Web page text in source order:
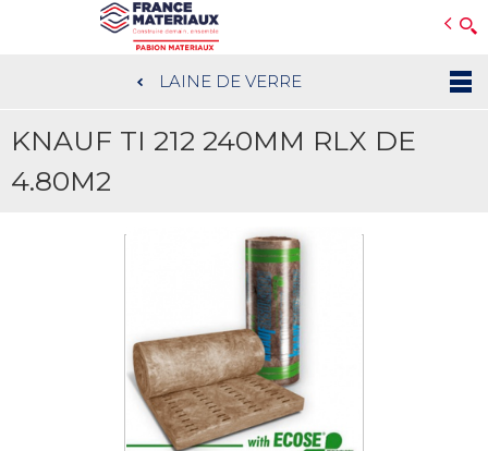
au
contenu
LAINE DE VERRE
KNAUF TI 212 240MM RLX DE
4.80M2